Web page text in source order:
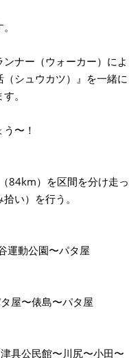
ナー（ウォーカー）によ
シュウカツ）』を一緒に
。
〜！
84km）を区間を分け走っ
い）を行う。
動公園〜パタ屋
屋〜俵島〜パタ屋
公民館〜川尻〜小田〜